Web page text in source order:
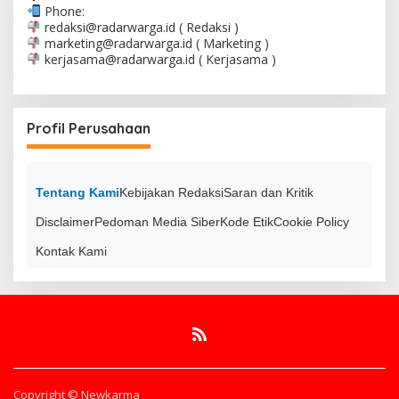
Phone:
redaksi@radarwarga.id ( Redaksi )
marketing@radarwarga.id ( Marketing )
kerjasama@radarwarga.id ( Kerjasama )
Profil Perusahaan
Tentang KamiKebijakan RedaksiSaran dan Kritik
DisclaimerPedoman Media SiberKode EtikCookie Policy
Kontak Kami
Copyright © Newkarma